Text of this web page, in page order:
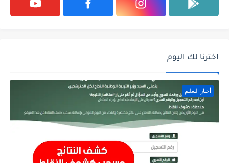
اخترنا لك اليوم
أخبار التعليم